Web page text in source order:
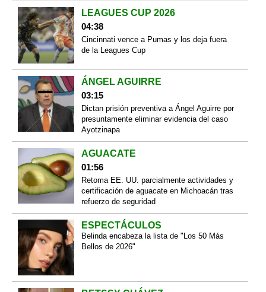
LEAGUES CUP 2026
04:38
Cincinnati vence a Pumas y los deja fuera
de la Leagues Cup
ÁNGEL AGUIRRE
03:15
Dictan prisión preventiva a Ángel Aguirre por
presuntamente eliminar evidencia del caso
Ayotzinapa
AGUACATE
01:56
Retoma EE. UU. parcialmente actividades y
certificación de aguacate en Michoacán tras
refuerzo de seguridad
ESPECTÁCULOS
Belinda encabeza la lista de "Los 50 Más
Bellos de 2026"